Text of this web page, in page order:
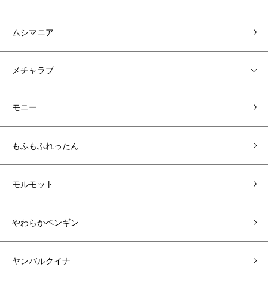
ムシマニア
メチャラブ
モニー
もふもふれったん
モルモット
やわらかペンギン
ヤンバルクイナ